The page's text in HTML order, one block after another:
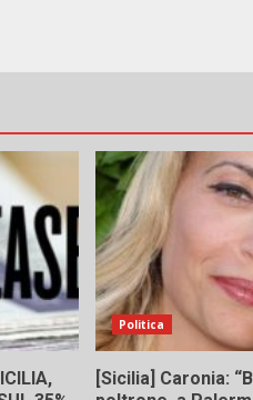
Politica
[Sicilia] Caronia: